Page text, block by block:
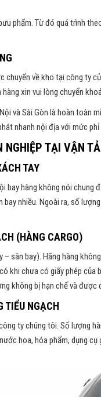
phẩm. Từ đó quá trình
chuyển về kho tại công ty
xin vui lòng chuyển
và Sài Gòn là hoàn
nhanh nội địa với mức
TẠI VẬN
TAY
bay hàng không nói
nhiều. Ngoài ra, số
(HÀNG CARGO)
sân bay). Hãng hàng
khi chưa có giấy phép của
không bị hạn chế và được
TIỂU NGẠCH
ty chúng tôi. Số lượng
hoa, hóa phẩm, dụng